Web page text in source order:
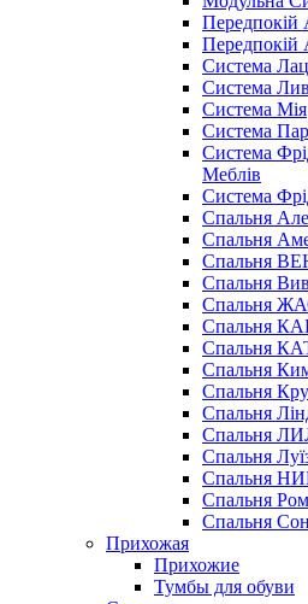
Передпокій
Передпокій
Система
Система
Система Мія
Система
Система
Меблів
Система
Спальня
Спальня
Спальня
Спальня
Спальня
Спальня
Спальня
Спальня
Спальня
Спальня
Спальня
Спальня
Спальня
Спальня
Спальня
Прихожая
Прихожие
Тумбы для обуви